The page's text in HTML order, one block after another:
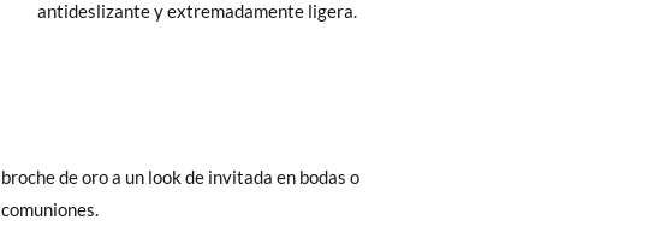
antideslizante y extremadamente ligera.
comuniones.
Cliente se encargará de todo: te mandaremos otra
gratuitas, ¡no tienes que preocuparte por nada!
nos encargamos de enviarte un mensajero para que te